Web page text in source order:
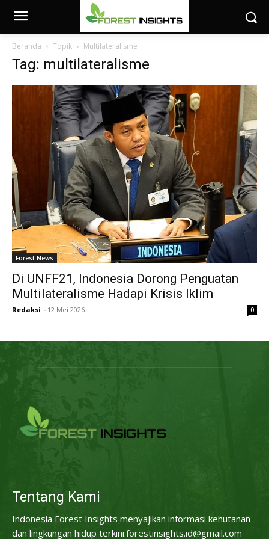
Beranda Topik Multilateralisme
Tag: multilateralisme
Forest News
Di UNFF21, Indonesia Dorong Penguatan
Multilateralisme Hadapi Krisis Iklim
Redaksi - 12 Mei 2026 0
Tentang Kami
Indonesia Forest Insights menyajikan informasi kehutanan
dan lingkungan hidup terkini.forestinsights.id@gmail.com